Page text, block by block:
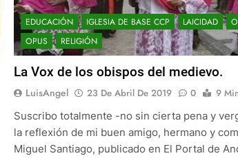
EDUCACIÓN IGLESIA DE BASE CCP LAICIDAD
OPUS
RELIGIÓN
La Vox de los obispos del medievo.
LuisAngel 23 De Abril De 2019 0
9
Suscribo totalmente -no sin cierta pena y
la reflexión de mi buen amigo, hermano y
Miguel Santiago, publicado en El Portal de